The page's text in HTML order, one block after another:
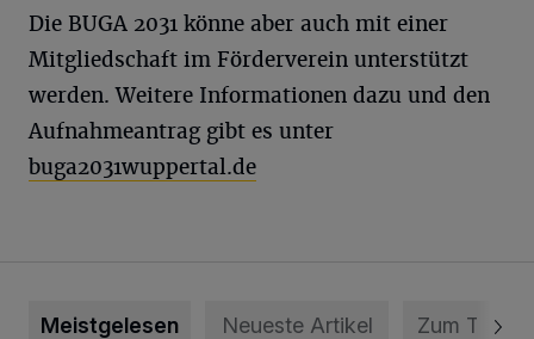
Die BUGA 2031 könne aber auch mit einer
Mitgliedschaft im Förderverein unterstützt
werden. Weitere Informationen dazu und den
Aufnahmeantrag gibt es unter
buga2031wuppertal.de
Meistgelesen Neueste Artikel Zum Thema